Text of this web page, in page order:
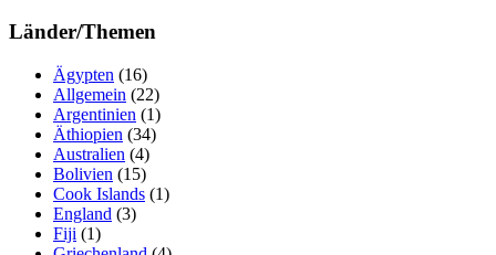
Länder/Themen
Ägypten (16)
Allgemein (22)
Argentinien (1)
Äthiopien (34)
Australien (4)
Bolivien (15)
Cook Islands (1)
England (3)
Fiji (1)